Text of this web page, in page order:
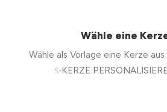
Wähle eine
Wähle als Vorlage eine Kerze
✨KERZE